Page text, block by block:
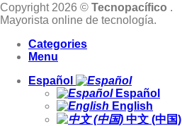
Copyright 2026 © Tecnopacífico .
Mayorista online de tecnología.
Categories
Menu
Español
Español
English
中文 (中国)